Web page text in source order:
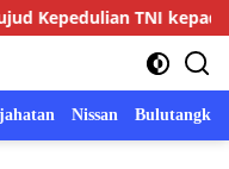
TNI kepada Masyarakat
Nissan Bulutangkis